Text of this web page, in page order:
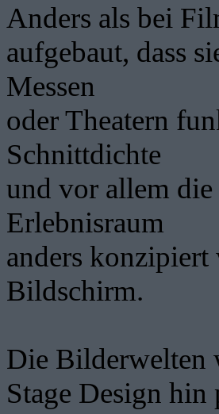
Anders als bei
aufgebaut, dass
Messen
oder Theatern
Schnittdichte
und vor allem
Erlebnisraum
anders konzipiert
Bildschirm.
Die Bilderwelten
Stage Design hin